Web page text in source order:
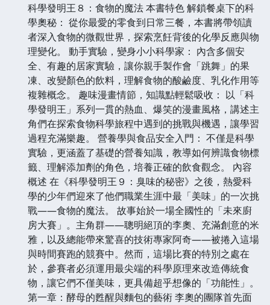
科學發明王８：食物的魔法 本書特色 解鎖餐桌下的科
學奧秘： 從你最愛的零食到日常三餐，本書將帶領讀
者深入食物的微觀世界，探索烹飪背後的化學反應與物
理變化。 動手實驗，變身小小科學家： 內含多個安
全、有趣的居家實驗，讓你親手製作會「跳舞」的果
凍、改變顏色的飲料，理解食物的酸鹼度、乳化作用等
複雜概念。 趣味漫畫情節，知識點輕鬆吸收： 以「科
學發明王」系列一貫的熱血、爆笑的漫畫風格，講述主
角們在探索食物科學旅程中遇到的挑戰與機遇，讓學習
過程充滿樂趣。 營養學與食品安全入門： 不僅是科學
實驗，更涵蓋了基礎的營養知識，教導如何辨識食物標
籤、理解添加劑的角色，培養正確的飲食觀念。 內容
概述 在《科學發明王９：臭味的秘密》之後，熱愛科
學的少年們迎來了他們職業生涯中最「美味」的一次挑
戰——食物的魔法。 故事始於一場全國性的「未來廚
房大賽」。主角群——聰明絕頂的李奧、充滿創意的米
雅，以及總能帶來驚喜的技術專家阿奇——被捲入這場
與時間賽跑的競賽中。然而，這場比賽的特別之處在
於，參賽者必須運用最尖端的科學原理來改造傳統食
物，讓它們不僅美味，更具備超乎想像的「功能性」。
第一章：酵母的甦醒與麵包的藝術 李奧的團隊首先面